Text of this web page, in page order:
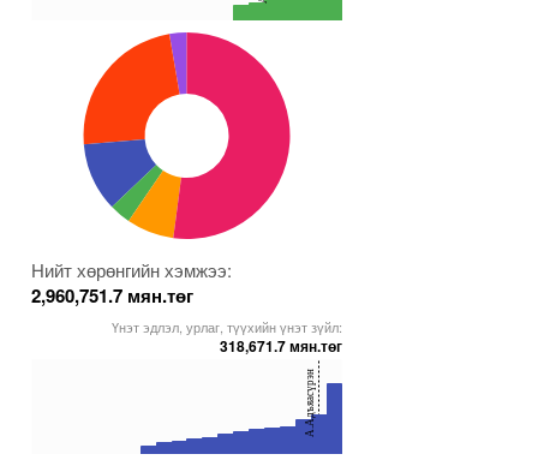
500000000000000527169350000000000000052283895000000000000005271944
Нийт хөрөнгийн хэмжээ:
2,960,751.7 мян.төг
Үнэт эдлэл, урлаг, түүхийн үнэт зүйл:
318,671.7 мян.төг
А.Адъяасүрэн